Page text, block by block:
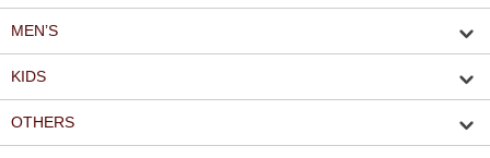
MEN’S
KIDS
OTHERS